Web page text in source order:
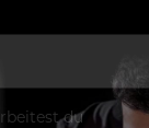
du